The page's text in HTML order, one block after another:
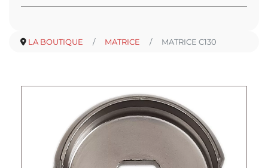
LA BOUTIQUE MATRICE MATRICE C130